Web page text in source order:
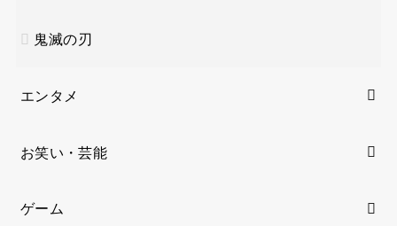
鬼滅の刃
エンタメ
お笑い・芸能
ゲーム